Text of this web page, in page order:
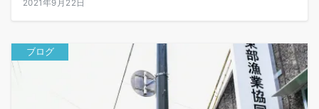
2021年9月22日
ブログ